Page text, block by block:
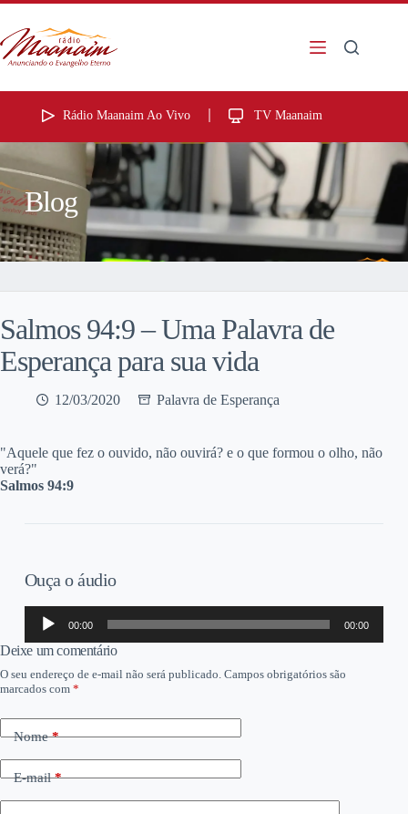
Rádio Maanaim Ao Vivo TV Maanaim
Blog
Salmos 94:9 – Uma Palavra de
Esperança para sua vida
12/03/2020 Palavra de Esperança
"Aquele que fez o ouvido, não ouvirá? e o que formou o olho, não
verá?"
Salmos 94:9
Ouça o áudio
Tocador
áudio
00:00 00:00
Deixe um comentário
O seu endereço de e-mail não será publicado. Campos obrigatórios são
marcados com *
Nome*
E-mail*